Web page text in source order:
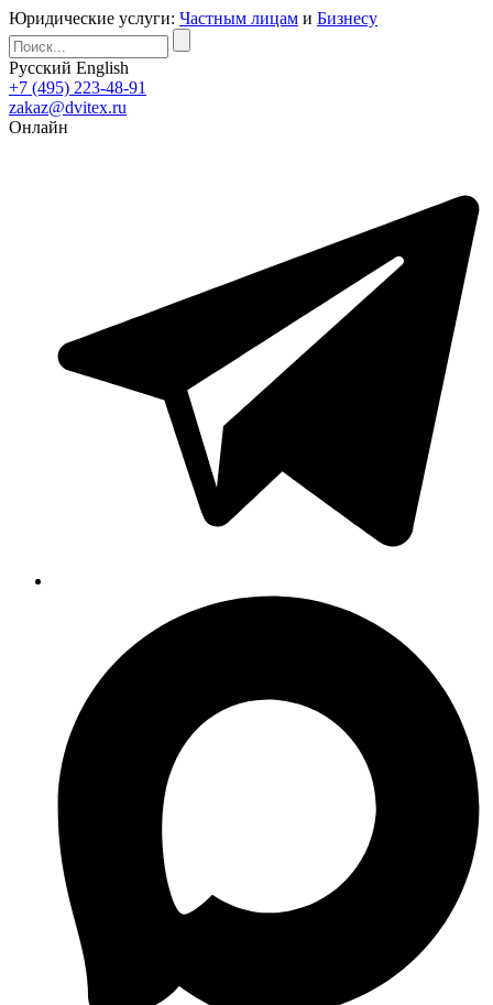
Юридические услуги: Частным лицам и Бизнесу
Русский English
+7 (495) 223-48-91
zakaz@dvitex.ru
Онлайн